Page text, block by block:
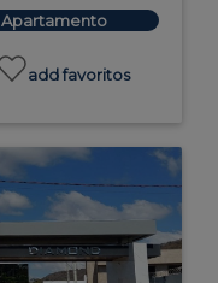
Apartamento
add favoritos